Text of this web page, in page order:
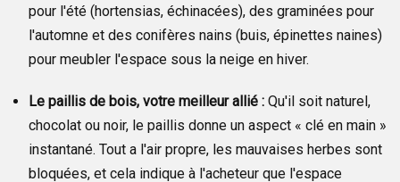
pour l'été (hortensias, échinacées), des graminées pour
l'automne et des conifères nains (buis, épinettes naines)
pour meubler l'espace sous la neige en hiver.
Le paillis de bois, votre meilleur allié : Qu'il soit naturel,
chocolat ou noir, le paillis donne un aspect « clé en main »
instantané. Tout a l'air propre, les mauvaises herbes sont
bloquées, et cela indique à l'acheteur que l'espace